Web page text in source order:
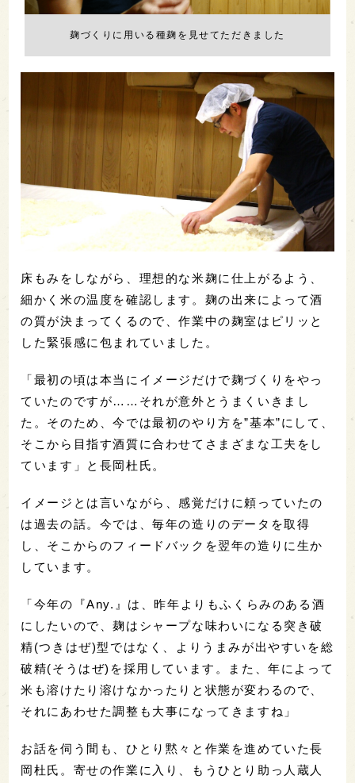
麹づくりに用いる種麹を見せてただきました
床もみをしながら、理想的な米麹に仕上がるよう、
細かく米の温度を確認します。麹の出来によって酒
の質が決まってくるので、作業中の麹室はピリッと
した緊張感に包まれていました。
「最初の頃は本当にイメージだけで麹づくりをやっ
ていたのですが……それが意外とうまくいきまし
た。そのため、今では最初のやり方を”基本”にして、
そこから目指す酒質に合わせてさまざまな工夫をし
ています」と長岡杜氏。
イメージとは言いながら、感覚だけに頼っていたの
は過去の話。今では、毎年の造りのデータを取得
し、そこからのフィードバックを翌年の造りに生か
しています。
「今年の『Any.』は、昨年よりもふくらみのある酒
にしたいので、麹はシャープな味わいになる突き破
精(つきはぜ)型ではなく、よりうまみが出やすいを総
破精(そうはぜ)を採用しています。また、年によって
米も溶けたり溶けなかったりと状態が変わるので、
それにあわせた調整も大事になってきますね」
お話を伺う間も、ひとり黙々と作業を進めていた長
岡杜氏。寄せの作業に入り、もうひとり助っ人蔵人